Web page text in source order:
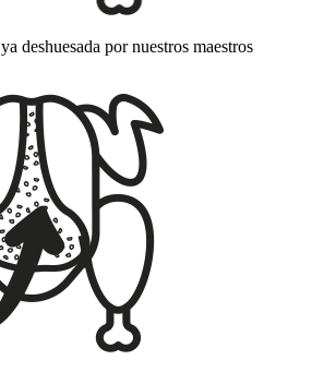
ya deshuesada por nuestros maestros